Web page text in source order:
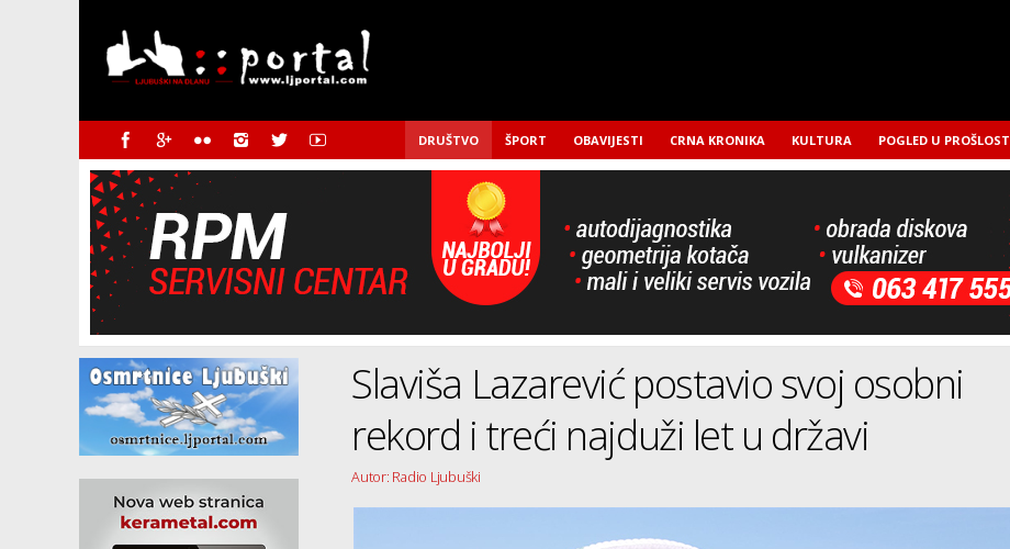
DRUŠTVO ŠPORT OBAVIJESTI CRNA KRONIKA KULTURA POGLED U PROŠLOST
Slaviša Lazarević postavio svoj osobni
rekord i treći najduži let u državi
Autor: Radio Ljubuški